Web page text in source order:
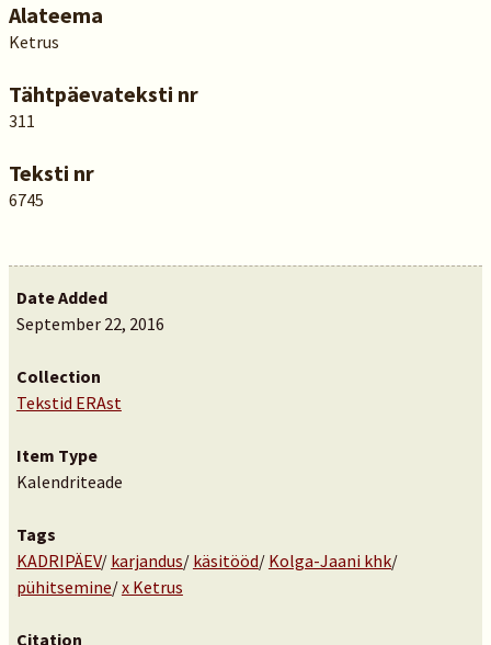
Alateema
Ketrus
Tähtpäevateksti nr
311
Teksti nr
6745
Date Added
September 22, 2016
Collection
Tekstid ERAst
Item Type
Kalendriteade
Tags
KADRIPÄEV/ karjandus/ käsitööd/ Kolga-Jaani khk/
pühitsemine/x Ketrus
Citation